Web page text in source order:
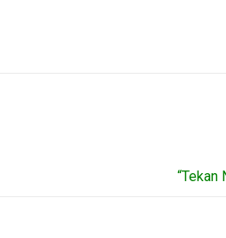
“Tekan